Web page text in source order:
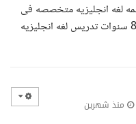
لغه انجليزيه متخصصه فى
تاسيس اللغه الانجليزيه للاطفال لاكثر من 8 سنوات تدريس لغه انجليزيه
منذ شهرين